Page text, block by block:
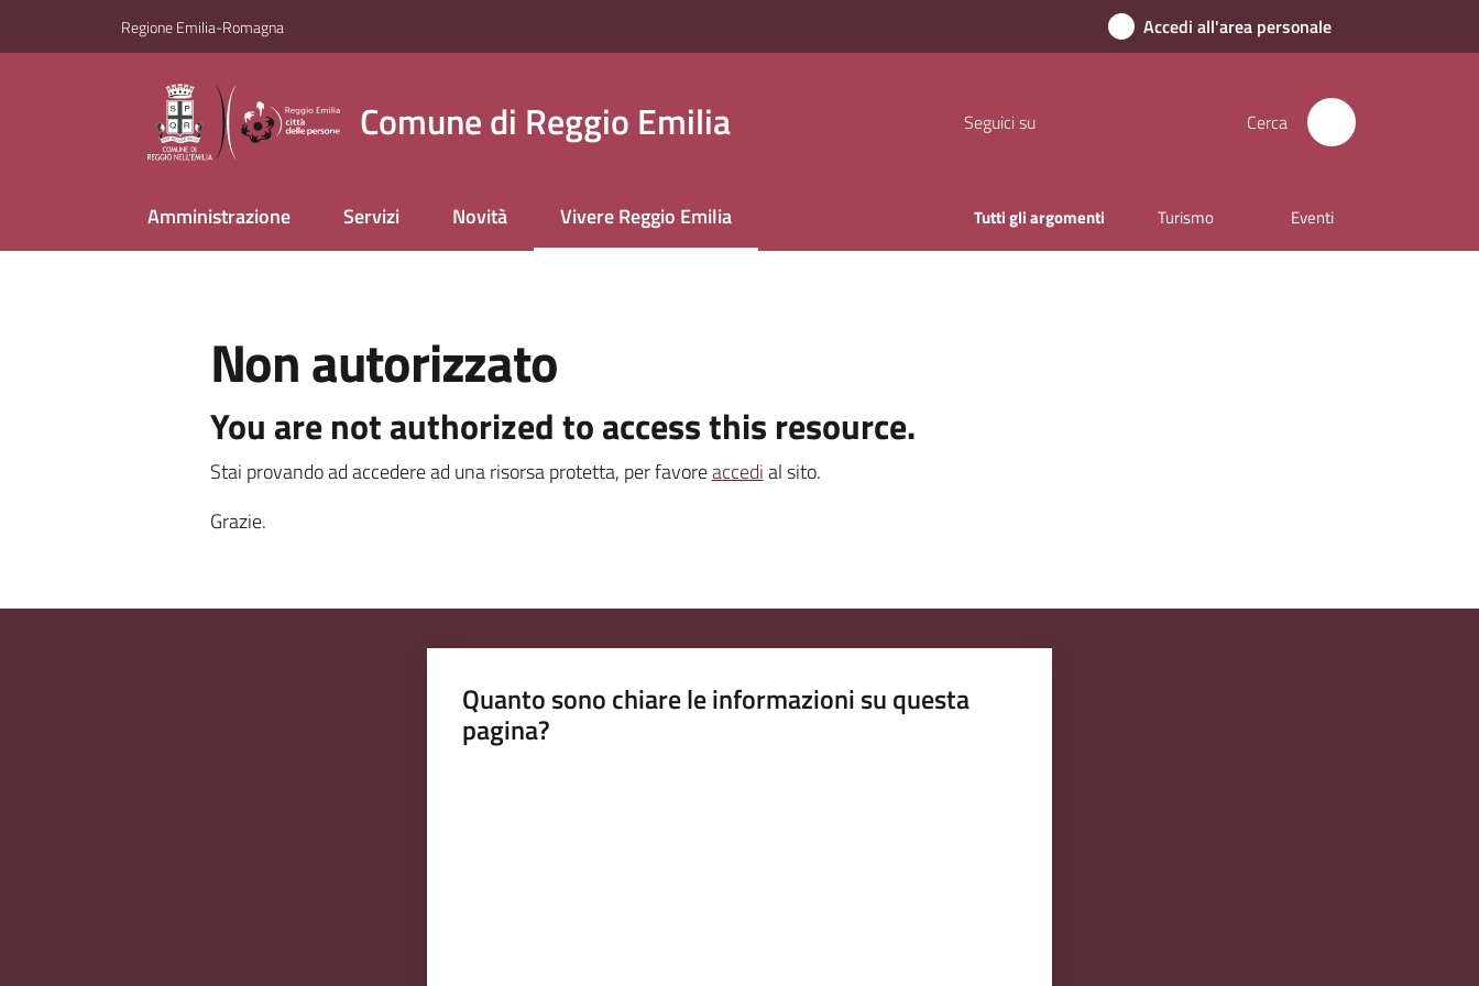
Regione Emilia-Romagna Accedi all'area personale
Comune di Reggio Emilia Seguici su Cerca
Amministrazione Servizi Novità Vivere Reggio Emilia
Menu selezionato Tutti gli argomenti Turismo Eventi
Non autorizzato
You are not authorized to access this resource.
Stai provando ad accedere ad una risorsa protetta, per favoreaccedial sito.
Grazie.
Quanto sono chiare le informazioni su questa
pagina?